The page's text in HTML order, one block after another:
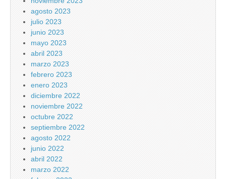
agosto 2023
julio 2023
junio 2023
mayo 2023
abril 2023
marzo 2023
febrero 2023
enero 2023
diciembre 2022
noviembre 2022
octubre 2022
septiembre 2022
agosto 2022
junio 2022
abril 2022
marzo 2022